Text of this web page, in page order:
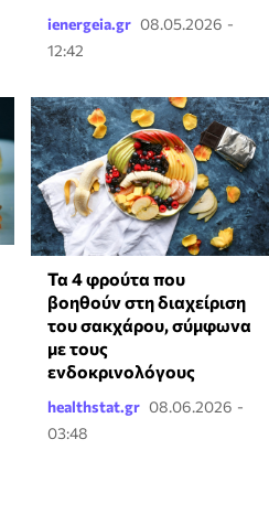
ienergeia.gr 08.05.2026 -
12:42
Τα 4 φρούτα που
βοηθούν στη διαχείριση
του σακχάρου, σύμφωνα
με τους
ενδοκρινολόγους
healthstat.gr 08.06.2026 -
03:48